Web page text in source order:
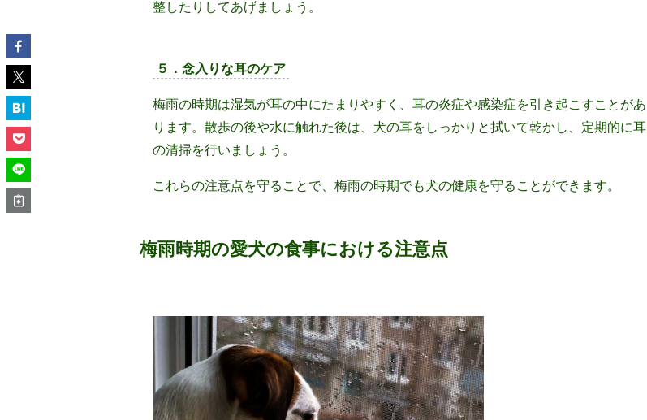
整したりしてあげましょう。
５．念入りな耳のケア
梅雨の時期は湿気が耳の中にたまりやすく、耳の炎症や感染症を引き起こすことがあ
ります。散歩の後や水に触れた後は、犬の耳をしっかりと拭いて乾かし、定期的に耳
の清掃を行いましょう。
これらの注意点を守ることで、梅雨の時期でも犬の健康を守ることができます。
梅雨時期の愛犬の食事における注意点